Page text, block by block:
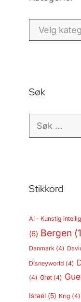
Kategorier
Søk
Søk
Stikkord
AI - Kunstig
(6) Bergen
Danmark(4)
Disneyworld (4)
(4) Grøt(4)
Israel(5) Krig (4)